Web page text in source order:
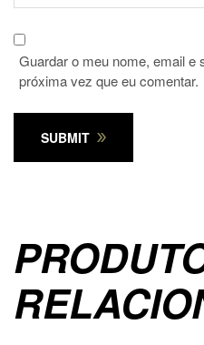
Guardar o meu nome, email e
próxima vez que eu comentar.
SUBMIT